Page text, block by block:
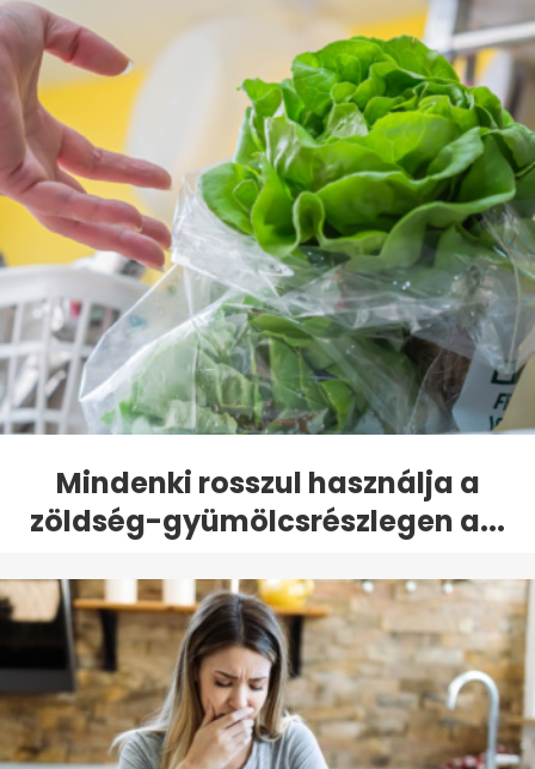
Mindenki rosszul használja a
zöldség-gyümölcsrészlegen a...